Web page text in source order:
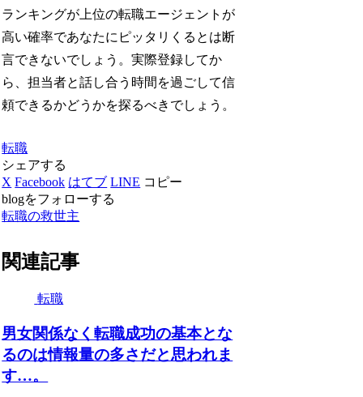
ランキングが上位の転職エージェントが
高い確率であなたにピッタリくるとは断
言できないでしょう。実際登録してか
ら、担当者と話し合う時間を過ごして信
頼できるかどうかを探るべきでしょう。
転職
シェアする
X Facebook はてブ LINE コピー
blogをフォローする
転職の救世主
関連記事
転職
男女関係なく転職成功の基本とな
るのは情報量の多さだと思われま
す…。